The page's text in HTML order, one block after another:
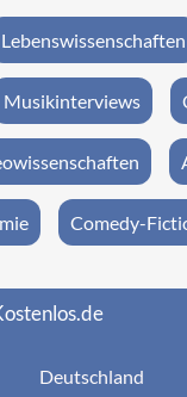
Lebenswissenschaften
Musikinterviews
Comedy-
Deutschland